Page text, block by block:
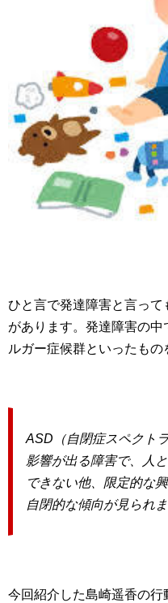
ひと言で発達障害と言っ
があります。発達障害の
ルガー症候群といったもの
ASD（自閉症スペクト
影響が出る障害で、人
できない他、限定的な
自閉的な傾向が見られま
今回紹介した島崎遥香の行